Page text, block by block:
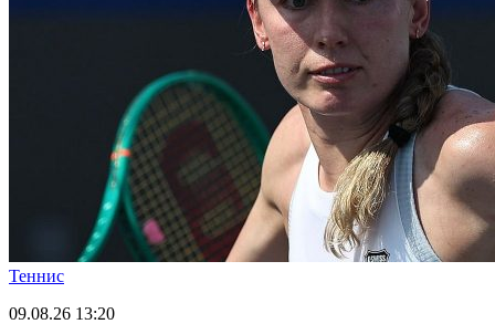
Теннис
09.08.26 13:20